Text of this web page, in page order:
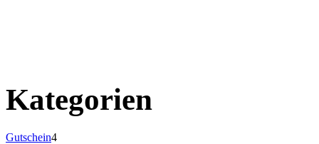
Kategorien
Gutschein4